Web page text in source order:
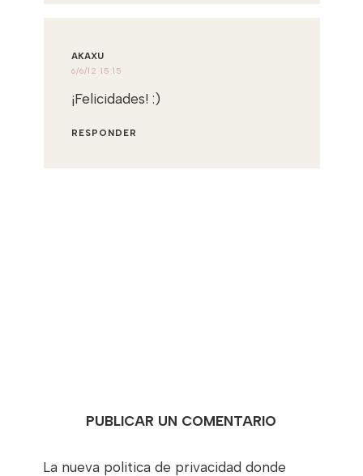
AKAXU
6/6/12 15:15
¡Felicidades! :)
RESPONDER
PUBLICAR UN COMENTARIO
La nueva politica de privacidad donde